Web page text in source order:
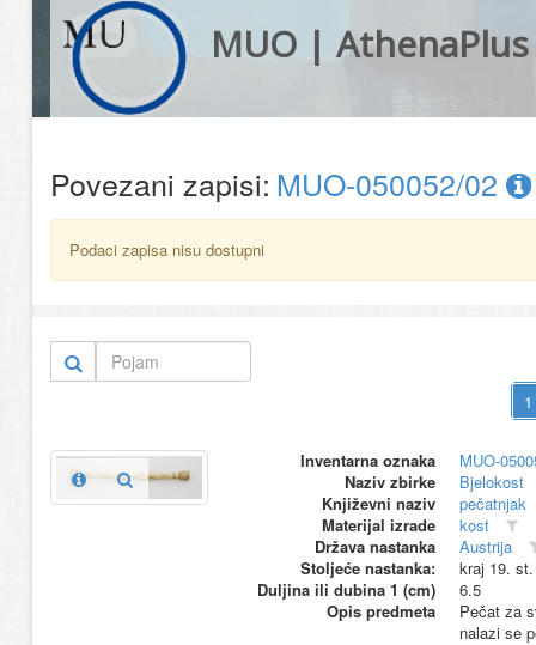
MUO | AthenaPlus
Povezani zapisi: MUO-050052/02
Podaci zapisa nisu dostupni
Inventarna oznaka
MUO-
Naziv zbirke
Bjelokost
Književni naziv
pečatnjak
Materijal izrade
kost
Država nastanka
Austrija
Stoljeće nastanka:
kraj 19.
Duljina ili dubina 1 (cm)
6.5
Opis predmeta
Pečat za
nalazi se